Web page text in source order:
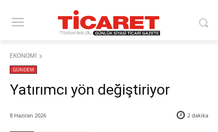
EKONOMİ
GÜNDEM
​Yatırımcı yön değiştiriyor
8 Haziran 2026 2 dakika